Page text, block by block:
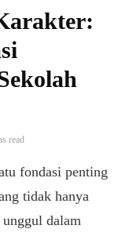
read
fondasi penting
tidak hanya
dalam